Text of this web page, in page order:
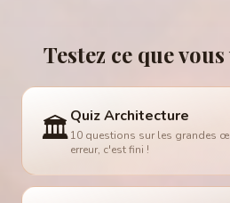
Testez ce que
🏛️Quiz Architecture
10 questions sur les grandes
erreur, c'est fini !